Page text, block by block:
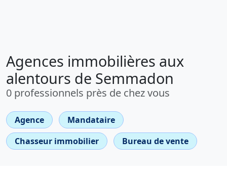
Agences immobilières aux
alentours de Semmadon
0 professionnels près de chez vous
Agence
Mandataire
Chasseur immobilier
Bureau de vente